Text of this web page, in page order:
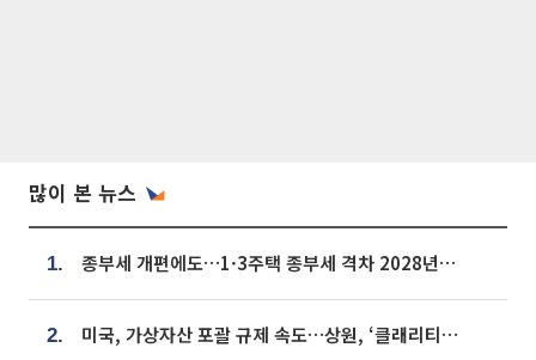
많이 본 뉴스
1. 종부세 개편에도…1·3주택 종부세 격차 2028년부터 확대
2. 미국, 가상자산 포괄 규제 속도…상원, ‘클래리티법’ 9월 절차투표 추진